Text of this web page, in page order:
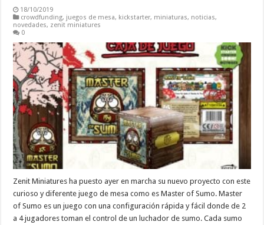
18/10/2019
crowdfunding, juegos de mesa, kickstarter, miniaturas, noticias,
novedades, zenit miniatures
0
Zenit Miniatures ha puesto ayer en marcha su nuevo proyecto con este
curioso y diferente juego de mesa como es Master of Sumo. Master
of Sumo es un juego con una configuración rápida y fácil donde de 2
a 4 jugadores toman el control de un luchador de sumo. Cada sumo